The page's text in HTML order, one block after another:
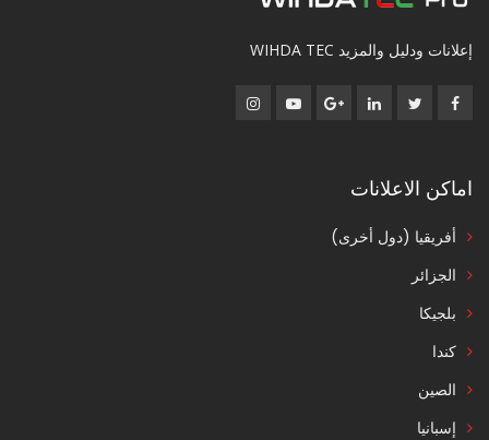
إعلانات ودليل والمزيد WIHDA TEC
اماكن الاعلانات
أفريقيا (دول أخرى)
الجزائر
بلجيكا
كندا
الصين
إسبانيا